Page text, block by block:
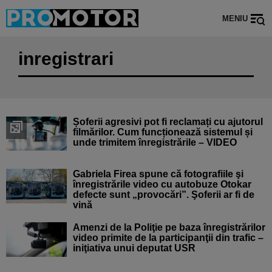
MENIU
inregistrari
Șoferii agresivi pot fi reclamați cu ajutorul
filmărilor. Cum funcționează sistemul și
unde trimitem înregistrările – VIDEO
Gabriela Firea spune că fotografiile şi
înregistrările video cu autobuze Otokar
defecte sunt „provocări”. Şoferii ar fi de
vină
Amenzi de la Poliţie pe baza înregistrărilor
video primite de la participanţii din trafic –
iniţiativa unui deputat USR